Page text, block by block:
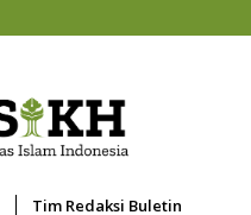
Tim Redaksi Buletin